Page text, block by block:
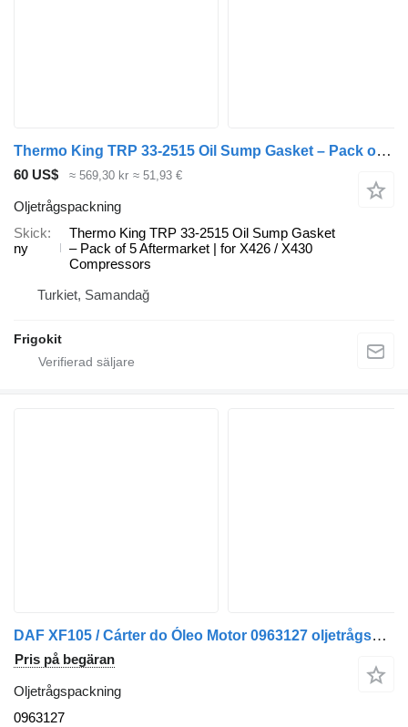
Thermo King TRP 33-2515 Oil Sump Gasket – Pack of 5 Aftermarket | for X426 / Thermo oljetrågspackning till Thermo King kylanläggning
60 US$ ≈ 569,30 kr ≈ 51,93 €
Oljetrågspackning
Skick
ny
Thermo King TRP 33-2515 Oil Sump Gasket
– Pack of 5 Aftermarket | for X426 / X430
Compressors
Turkiet, Samandağ
Frigokit
DAF XF105 / Cárter do Óleo Motor 0963127 oljetrågspackning till DAF XF105 lastbil
Pris på begäran
Oljetrågspackning
0963127